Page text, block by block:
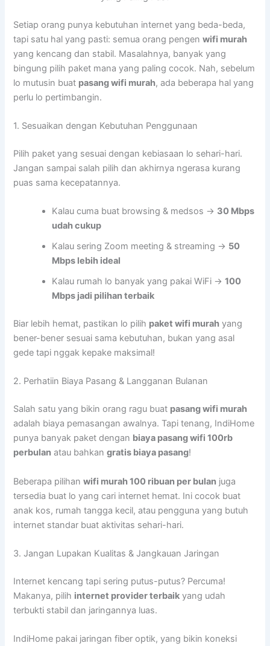
Setiap orang punya kebutuhan internet yang beda-beda,
tapi satu hal yang pasti: semua orang pengenwifi murah
yang kencang dan stabil. Masalahnya, banyak yang
bingung pilih paket mana yang paling cocok. Nah, sebelum
lo mutusin buat pasang wifi murah, ada beberapa hal yang
perlu lo pertimbangin.
1. Sesuaikan dengan Kebutuhan Penggunaan
Pilih paket yang sesuai dengan kebiasaan lo sehari-hari.
Jangan sampai salah pilih dan akhirnya ngerasa kurang
puas sama kecepatannya.
Kalau cuma buat browsing & medsos → 30 Mbps
udah cukup
Kalau sering Zoom meeting & streaming → 50
Mbps lebih ideal
Kalau rumah lo banyak yang pakai WiFi →100
Mbps jadi pilihan terbaik
Biar lebih hemat, pastikan lo pilih paket wifi murah yang
bener-bener sesuai sama kebutuhan, bukan yang asal
gede tapi nggak kepake maksimal!
2. Perhatiin Biaya Pasang & Langganan Bulanan
Salah satu yang bikin orang ragu buat pasang wifi murah
adalah biaya pemasangan awalnya. Tapi tenang, IndiHome
punya banyak paket dengan biaya pasang wifi 100rb
perbulan atau bahkangratis biaya pasang!
Beberapa pilihanwifi murah 100 ribuan per bulan juga
tersedia buat lo yang cari internet hemat. Ini cocok buat
anak kos, rumah tangga kecil, atau pengguna yang butuh
internet standar buat aktivitas sehari-hari.
3. Jangan Lupakan Kualitas & Jangkauan Jaringan
Internet kencang tapi sering putus-putus? Percuma!
Makanya, pilih internet provider terbaik yang udah
terbukti stabil dan jaringannya luas.
IndiHome pakai jaringan fiber optik, yang bikin koneksi